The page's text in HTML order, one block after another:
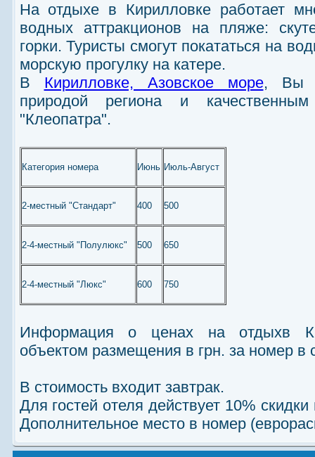
На отдыхе в Кирилловке работает
водных аттракционов на пляже:
горки. Туристы смогут покататься на
морскую прогулку на катере.
В Кирилловке, Азовское море, Вы
природой региона и
"Клеопатра".
Категория номера Июнь Июль-Август
2-местный "Стандарт" 400 500
2-4-местный "Полулюкс" 500 650
2-4-местный "Люкс" 600 750
Информация о ценах на отдыхв
объектом размещения в грн. за номер в
В стоимость входит завтрак.
Для гостей отеля действует 10%
Дополнительное место в номер